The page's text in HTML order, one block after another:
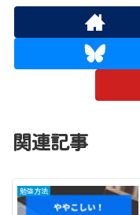
関連記事
勉強方法